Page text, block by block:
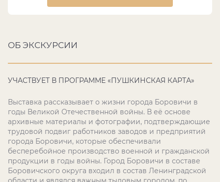
ОБ ЭКСКУРСИИ
УЧАСТВУЕТ В ПРОГРАММЕ «ПУШКИНСКАЯ КАРТА»
Выставка рассказывает о жизни города Боровичи в
годы Великой Отечественной войны. В её основе
архивные материалы и фотографии, подтверждающие
трудовой подвиг работников заводов и предприятий
города Боровичи, которые обеспечивали
бесперебойное производство военной и гражданской
продукции в годы войны. Город Боровичи в составе
Боровичского округа входил в состав Ленинградской